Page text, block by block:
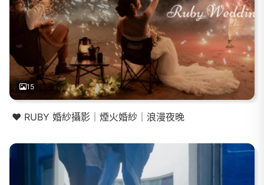
15
❤️ RUBY 婚紗攝影｜煙火婚紗｜浪漫夜晚